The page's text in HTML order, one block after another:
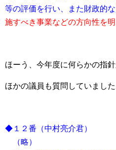
等の評価を行い、また財政的な
施すべき事業などの方向性を
ほーう、今年度に何らかの指
ほかの議員も質問していました
◆１２番（中村亮介君）
（略）